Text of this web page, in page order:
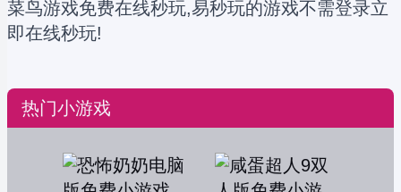
菜鸟游戏免费在线秒玩,易秒玩的游戏不需登录立
即在线秒玩!
热门小游戏